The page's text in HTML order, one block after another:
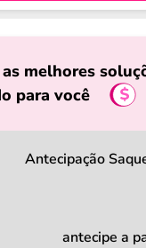
melhores
para você
Antecipação
antecipe a